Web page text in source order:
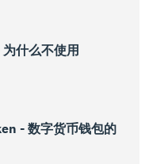
什么不使用
- 数字货币钱包的